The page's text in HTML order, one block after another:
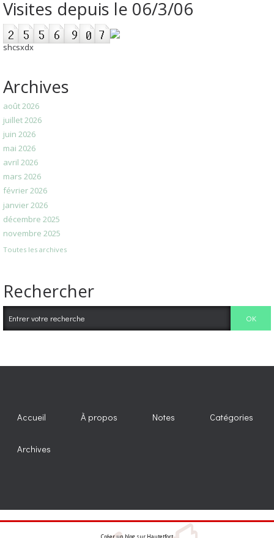
Visites depuis le 06/3/06
shcsxdx
Archives
août 2026
juillet 2026
juin 2026
mai 2026
avril 2026
mars 2026
février 2026
janvier 2026
décembre 2025
novembre 2025
Toutes les archives
Rechercher
Accueil À propos Notes Catégories
Archives
Créer un blog sur Hautetfort